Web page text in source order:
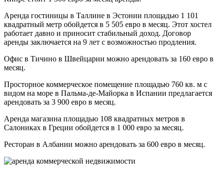
Аренда гостиницы в Таллине в Эстонии площадью 1 101
квадратный метр обойдется в 5 505 евро в месяц. Этот хостел
работает давно и приносит стабильный доход. Договор
аренды заключается на 9 лет с возможностью продления.
Офис в Тичино в Швейцарии можно арендовать за 160 евро в
месяц.
Просторное коммерческое помещение площадью 760 кв. м с
видом на море в Пальма-де-Майорка в Испании предлагается
арендовать за 3 900 евро в месяц.
Аренда магазина площадью 108 квадратных метров в
Салониках в Греции обойдется в 1 000 евро за месяц.
Ресторан в Албании можно арендовать за 600 евро в месяц.